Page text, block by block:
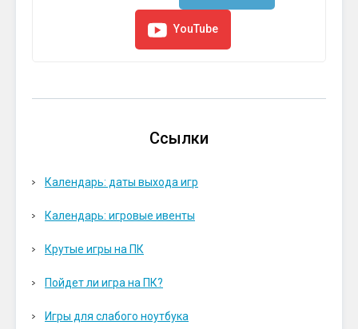
YouTube
Ссылки
Календарь: даты выхода игр
Календарь: игровые ивенты
Крутые игры на ПК
Пойдет ли игра на ПК?
Игры для слабого ноутбука